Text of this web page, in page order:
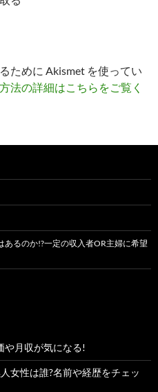
ために Akismet を使ってい
法の詳細はこちらをご覧く
るのか!?一定の収入者OR主婦に希望
や月収が気になる!
女性は誰?名前や経歴をチェッ